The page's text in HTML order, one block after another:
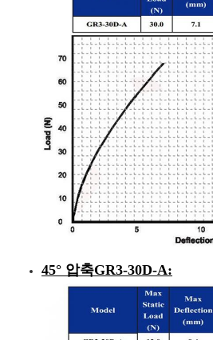
45° 압축GR3-30D-A: